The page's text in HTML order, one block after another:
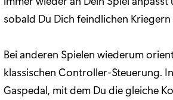
sobald Du Dich feindlichen Kriegern
Bei anderen Spielen wiederum
klassischen Controller-Steuerung.
Gaspedal, mit dem Du die gleiche